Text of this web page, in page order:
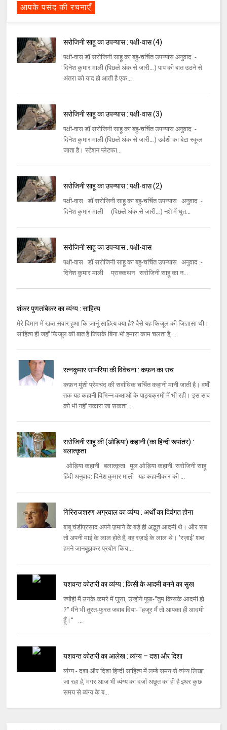
आपके पसंद की रचनाएँ
सरोजिनी साहू का उपन्यास : पक्षी-वास (4)
पक्षी-वास डॉ सरोजिनी साहू का बहु-चर्चित उपन्यास अनुवाद :-
दिनेश कुमार माली (पिछले अंक से जारी…) पाप की बात उठने से
अंतरा को याद हो आती है एक...
सरोजिनी साहू का उपन्यास : पक्षी-वास (3)
पक्षी-वास डॉ सरोजिनी साहू का बहु-चर्चित उपन्यास अनुवाद :-
दिनेश कुमार माली (पिछले अंक से जारी…) उर्वशी का बेटा स्कूल
जाता है। स्टेशन प्लेटफा...
सरोजिनी साहू का उपन्यास : पक्षी-वास (2)
पक्षी-वास डॉ सरोजिनी साहू का बहु-चर्चित उपन्यास अनुवाद :-
दिनेश कुमार माली (पिछले अंक से जारी…) नशे में धुत...
सरोजिनी साहू का उपन्यास : पक्षी-वास
पक्षी-वास डॉ सरोजिनी साहू का बहु-चर्चित उपन्यास अनुवाद :-
दिनेश कुमार माली प्राक्कथन सरोजिनी साहू का न...
शंकर पुणतांबेकर का व्यंग्य : साहित्य
मेरे दिमाग में खब्त सवार हुआ कि जानूं साहित्य क्या है? वैसे यह फिजूल की जिज्ञासा थी।
साहित्य ही जहाँ फिजूल की बात है जिसके बिना भी हमारा काम चलता है, ...
रत्नकुमार सांभरिया की विवेचना : कफ़न का सच
कफ़न मुंशी प्रेमचंद की सर्वाधिक चर्चित कहानी मानी जाती है। वर्षों
तक यह कहानी विभिन्न कक्षाओं के पाठ्यक्रमों में भी रही। इस सच
को भी नहीं नकारा जा सकता...
सरोजिनी साहू की (ओड़िया) कहानी (का हिन्दी रूपांतर) :
बलात्कृता
ओड़िया कहानी बलात्कृता मूल ओड़िया कहानी: सरोजिनी साहू
हिंदी अनुवाद: दिनेश कुमार माली यह कहानीकार की ...
गिरिराजशरण अग्रवाल का व्यंग्य : अर्थों का दिवंगत होना
बाबू चंडीप्रसाद अपने ज़माने के बड़े ही अद्भुत आदमी थे। और सब
तो अपनी माई के लाल होते हैं, वह रज़ाई के लाल थे। 'रज़ाई' शब्द
हमने जानबूझकर प्रयोग किय...
यशवन्त कोठारी का व्यंग्य : किसी के आदमी बनने का सुख
ज्योंही मैं उनके कमरे में घुसा, उन्होने पूछा-''तुम किसके आदमी हो
?'' मैंने भी तुरत-फुरत जवाब दिया- ''हजूर मैं तो आपका ही आदमी
हूँ।'' ...
यशवन्त कोठारी का आलेख : व्यंग्य – दशा और दिशा
व्यंग्य - दशा और दिशा हिन्दी साहित्य में लम्बे समय से व्यंग्य लिखा
जा रहा है, मगर आज भी व्यंग्य का दर्जा अछूत का ही है इधर कुछ
समय से व्यंग्य के ब...